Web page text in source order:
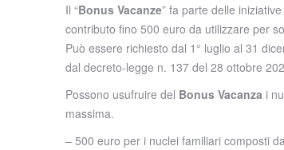
Il “Bonus Vacanze” fa parte delle
contributo fino 500 euro da utilizzare per
Può essere richiesto dal 1° luglio al 31
dal decreto-legge n. 137 del 28 ottobre
Possono usufruire del Bonus Vacanza i
massima.
– 500 euro per i nuclei familiari composti